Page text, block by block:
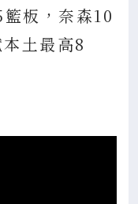
板，奈森10
土最高8